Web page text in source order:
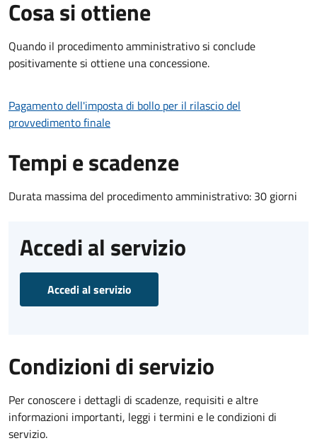
Cosa si ottiene
Quando il procedimento amministrativo si conclude
positivamente si ottiene una concessione.
Pagamento dell'imposta di bollo per il rilascio del
provvedimento finale
Tempi e scadenze
Durata massima del procedimento amministrativo: 30 giorni
Accedi al servizio
Accedi al servizio
Condizioni di servizio
Per conoscere i dettagli di scadenze, requisiti e altre
informazioni importanti, leggi i termini e le condizioni di
servizio.